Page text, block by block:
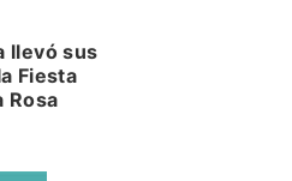
llevó sus
Fiesta
Rosa